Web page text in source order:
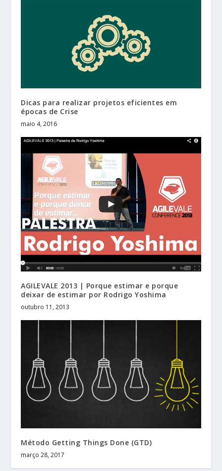
Dicas para realizar projetos eficientes em
épocas de Crise
maio 4, 2016
AGILEVALE 2013 | Porque estimar e porque
deixar de estimar por Rodrigo Yoshima
outubro 11, 2013
Método Getting Things Done (GTD)
março 28, 2017